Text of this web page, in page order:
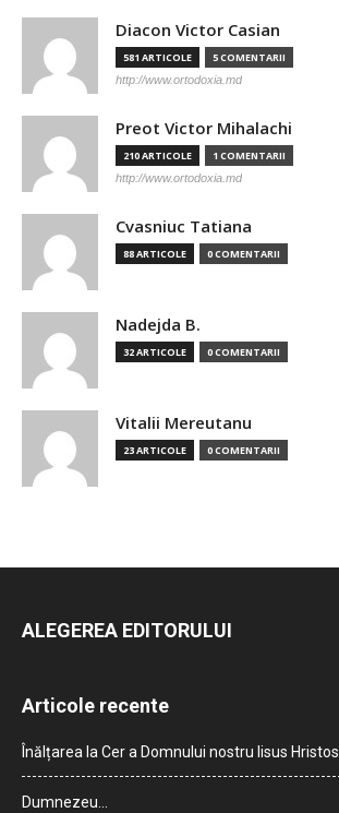
Diacon Victor Casian
581 ARTICOLE 5 COMENTARII
http://www.ortodoxia.md
Preot Victor Mihalachi
210 ARTICOLE 1 COMENTARII
http://www.ortodoxia.md
Cvasniuc Tatiana
88 ARTICOLE 0 COMENTARII
Nadejda B.
32 ARTICOLE 0 COMENTARII
Vitalii Mereutanu
23 ARTICOLE 0 COMENTARII
ALEGEREA EDITORULUI
Articole recente
Înălțarea la Cer a Domnului nostru Iisus Hristos
Dumnezeu…